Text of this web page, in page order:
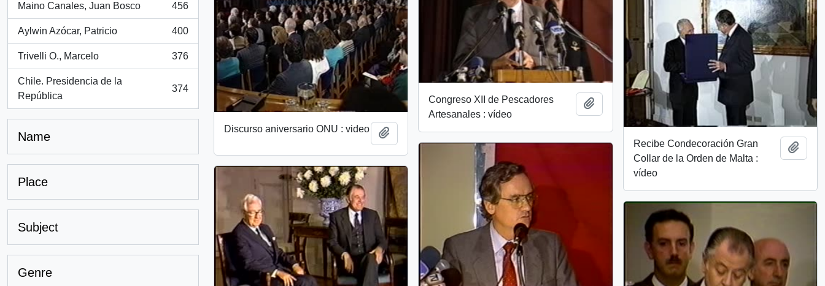
Maino Canales, Juan Bosco
, 456 results
456
Aylwin Azócar, Patricio
, 400 results
400
Trivelli O., Marcelo
, 376 results
376
Chile. Presidencia de la
República
, 374 results
374
Name
Place
Subject
Genre
Congreso XII de Pescadores
Artesanales : vídeo
Add to clipboard
Discurso aniversario ONU : video
Add to clipboard
Recibe Condecoración Gran
Collar de la Orden de Malta :
vídeo
Add